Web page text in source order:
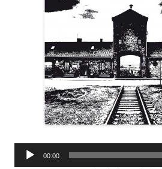
Reproductor
00:00